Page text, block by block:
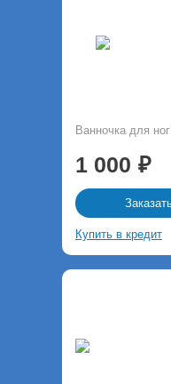
Ванночка для
1 000
Купить в кредит